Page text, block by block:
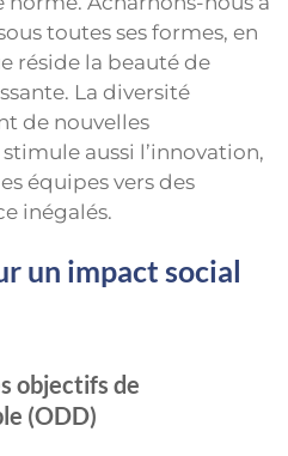
toutes ses formes, en
réside la beauté de
La diversité
de nouvelles
aussi l’innovation,
équipes vers des
inégalés.
un impact social
objectifs de
(ODD)